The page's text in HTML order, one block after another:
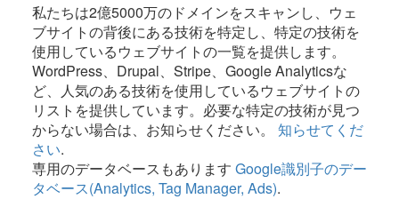
私たちは2億5000万のドメインをスキャンし、ウェ
ブサイトの背後にある技術を特定し、特定の技術を
使用しているウェブサイトの一覧を提供します。
WordPress、Drupal、Stripe、Google Analyticsな
ど、人気のある技術を使用しているウェブサイトの
リストを提供しています。必要な特定の技術が見つ
からない場合は、お知らせください。 知らせてくだ
さい.
専用のデータベースもあります Google識別子のデー
タベース(Analytics, Tag Manager, Ads).